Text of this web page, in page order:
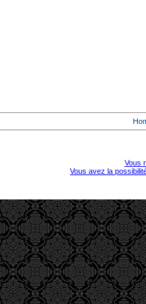
Vous
Vous avez la